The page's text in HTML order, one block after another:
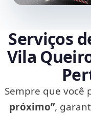
Serviços
Vila
Sempre que você
próximo”,